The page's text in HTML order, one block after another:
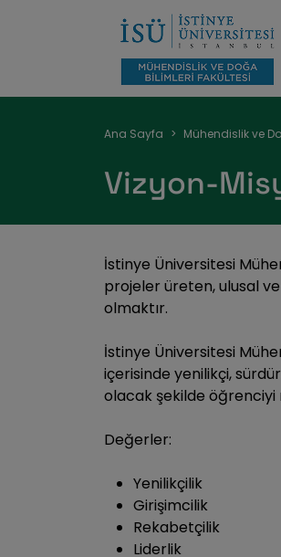
Sayfa
yolu
Ana Sayfa Mühendislik ve
Vizyon-
İstinye Üniversitesi
projeler üreten, ulusal
olmaktır.
İstinye Üniversitesi
içerisinde yenilikçi,
olacak şekilde öğrenciyi
Değerler:
Yenilikçilik
Girişimcilik
Rekabetçilik
Liderlik